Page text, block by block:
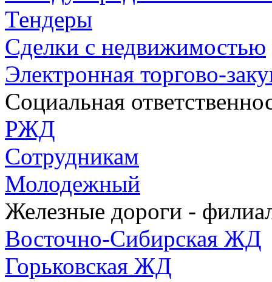
Тендеры
Сделки с недвижимостью
Электронная торгово-
Социальная
РЖД
Сотрудникам
Молодежный
Железные дороги -
Восточно-Сибирская ЖД
Горьковская ЖД